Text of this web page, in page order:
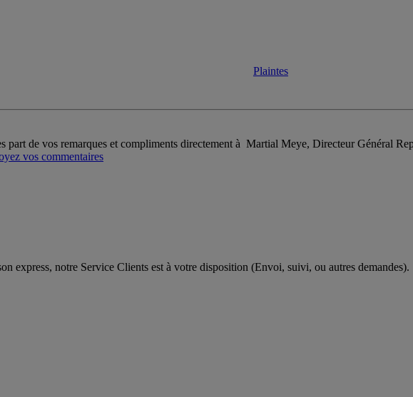
Plaintes
part de vos remarques et compliments directement à Martial Meye, Directeur Général
vos commentaires
express, notre Service Clients est à votre disposition (Envoi, suivi, ou autres demandes).